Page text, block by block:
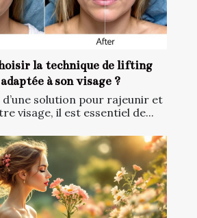
la technique de lifting
à son visage ?
d’une solution pour rajeunir et
visage, il est essentiel de...